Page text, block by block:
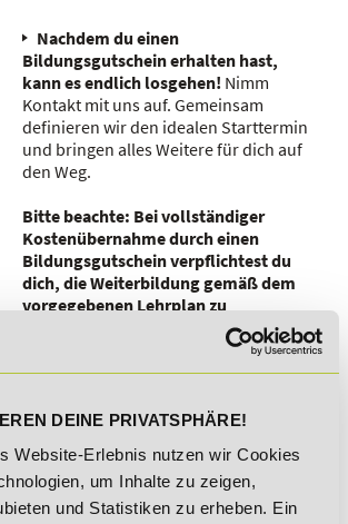
DEINE PRIVATSPHÄRE!
Website-Erlebnis nutzen wir Cookies
um Inhalte zu zeigen,
und Statistiken zu erheben. Ein
Nachdem du einen
Bildungsgutschein erhalten hast,
kann es endlich losgehen! Nimm
Kontakt mit uns auf. Gemeinsam
definieren wir den idealen Starttermin
und bringen alles Weitere für dich auf
den Weg.
Bitte beachte: Bei vollständiger
Kostenübernahme durch einen
Bildungsgutschein verpflichtest du
dich, die Weiterbildung gemäß dem
vorgegebenen Lehrplan zu
vorgesehenen Lernerfolgskontrollen
teilzunehmen.
Von der Anmeldung über die
Lernphase bis hin zum